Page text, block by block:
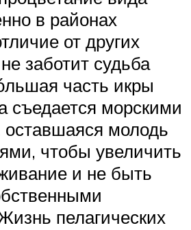
в районах
от других
заботит судьба
часть икры
съедается морскими
оставшаяся молодь
чтобы увеличить
и не быть
пелагических